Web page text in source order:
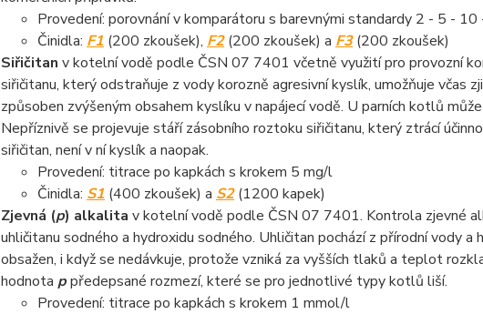
Provedení: porovnání v komparátoru s barevnými standardy 2 - 5 -
Činidla: F1 (200 zkoušek), F2(200 zkoušek) a F3(200 zkoušek)
Siřičitan v kotelní vodě podle ČSN 07 7401 včetně využití pro provozní
siřičitanu, který odstraňuje z vody korozně agresivní kyslík, umožňuje včas
způsoben zvýšeným obsahem kyslíku v napájecí vodě. U parních kotlů
Nepříznivě se projevuje stáří zásobního roztoku siřičitanu, který ztrácí
siřičitan, není v ní kyslík a naopak.
Provedení: titrace po kapkách s krokem 5 mg/l
Činidla: S1 (400 zkoušek) a S2 (1200 kapek)
Zjevná (p) alkalita v kotelní vodě podle ČSN 07 7401. Kontrola zjevné
uhličitanu sodného a hydroxidu sodného. Uhličitan pochází z přírodní vody
obsažen, i když se nedávkuje, protože vzniká za vyšších tlaků a teplot
hodnota ppředepsané rozmezí, které se pro jednotlivé typy kotlů liší.
Provedení: titrace po kapkách s krokem 1 mmol/l